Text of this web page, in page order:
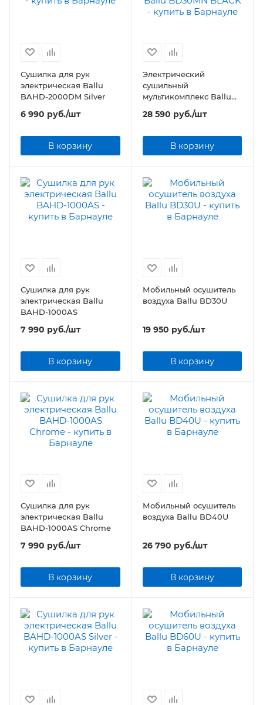
Сушилка для рук
электрическая Ballu
BAHD-2000DM Silver
6 990 руб./шт
В корзину
Электрический
сушильный
мультикомплекс Ballu
BD30MN BLACK
28 590 руб./шт
В корзину
Сушилка для рук
электрическая Ballu
BAHD-1000AS
7 990 руб./шт
В корзину
Мобильный осушитель
воздуха Ballu BD30U
19 950 руб./шт
В корзину
Сушилка для рук
электрическая Ballu
BAHD-1000AS Chrome
7 990 руб./шт
В корзину
Мобильный осушитель
воздуха Ballu BD40U
26 790 руб./шт
В корзину